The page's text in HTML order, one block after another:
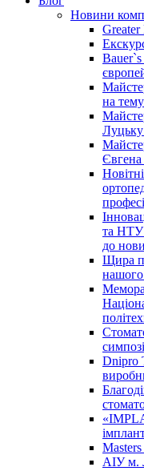
Новини
на
Луцьку
та НТУ
до
Щира
Dnipro
АІУ м.